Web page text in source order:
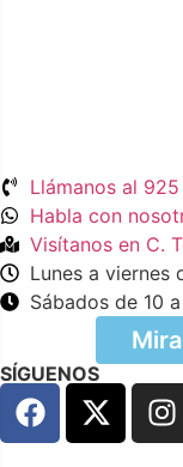
Llámanos al
Habla con
Visítanos en C.
Lunes a viernes
Sábados de 10
SÍGUENOS